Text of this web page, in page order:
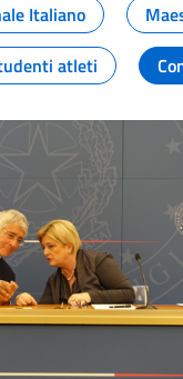
Italiano
atleti